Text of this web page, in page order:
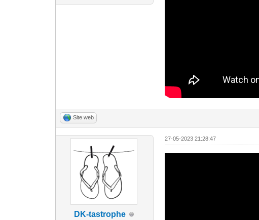
Site web
DK-tastrophe
27-05-2023 21:28:47